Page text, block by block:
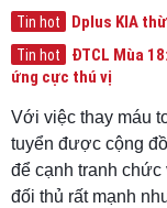
Tin hot Dplus KIA
Tin hot
ĐTCL Mùa
ứng cực thú vị
Với việc thay máu
tuyển được cộng
để cạnh tranh chức
đối thủ rất mạnh